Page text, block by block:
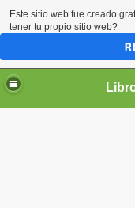
Este sitio web fue creado
tener tu propio sitio web?